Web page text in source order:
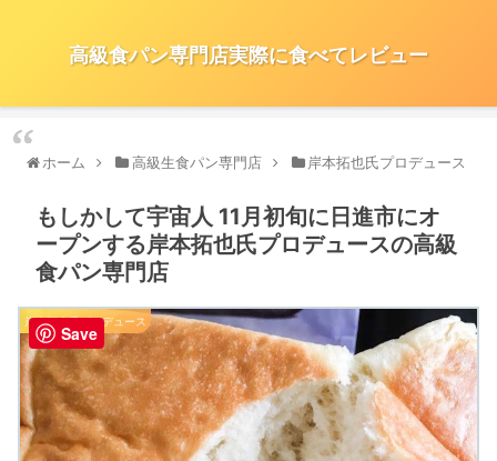
高級食パン専門店実際に食べてレビュー
ホーム 高級生食パン専門店 岸本拓也氏プロデュース
もしかして宇宙人 11月初旬に日進市にオ
ープンする岸本拓也氏プロデュースの高級
食パン専門店
岸本拓也氏プロデュース
Save